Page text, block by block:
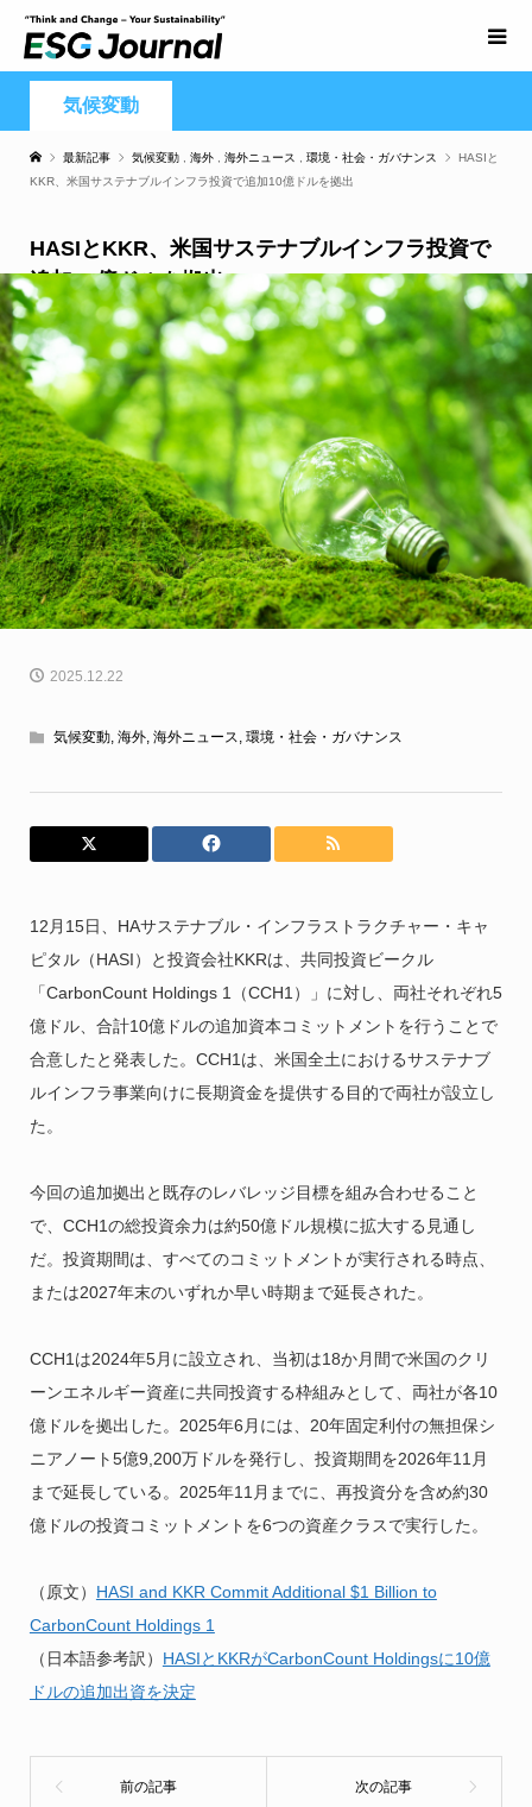
気候変動
最新記事 気候変動 海外 海外ニュース 環境・社会・ガバナンス
HASIと
KKR、米国サステナブルインフラ投資で追加10億ドルを拠出
HASIとKKR、米国サステナブルインフラ投資で
追加10億ドルを拠出
2025.12.22
気候変動, 海外, 海外ニュース 環境・社会・ガバナンス
12月15日、HAサステナブル・インフラストラクチャー・キャ
ピタル（HASI）と投資会社KKRは、共同投資ビークル
「CarbonCount Holdings 1（CCH1）」に対し、両社それぞれ5
億ドル、合計10億ドルの追加資本コミットメントを行うことで
合意したと発表した。CCH1は、米国全土におけるサステナブ
ルインフラ事業向けに長期資金を提供する目的で両社が設立し
た。
今回の追加拠出と既存のレバレッジ目標を組み合わせること
で、CCH1の総投資余力は約50億ドル規模に拡大する見通し
だ。投資期間は、すべてのコミットメントが実行される時点、
または2027年末のいずれか早い時期まで延長された。
CCH1は2024年5月に設立され、当初は18か月間で米国のクリ
ーンエネルギー資産に共同投資する枠組みとして、両社が各10
億ドルを拠出した。2025年6月には、20年固定利付の無担保シ
ニアノート5億9,200万ドルを発行し、投資期間を2026年11月
まで延長している。2025年11月までに、再投資分を含め約30
億ドルの投資コミットメントを6つの資産クラスで実行した。
（原文） HASI and KKR Commit Additional $1 Billion to
CarbonCount Holdings 1
（日本語参考訳） HASIとKKRがCarbonCount Holdingsに10億
ドルの追加出資を決定